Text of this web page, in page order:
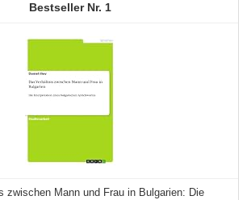
1
zwischen Mann und Frau in Bulgarien: Die